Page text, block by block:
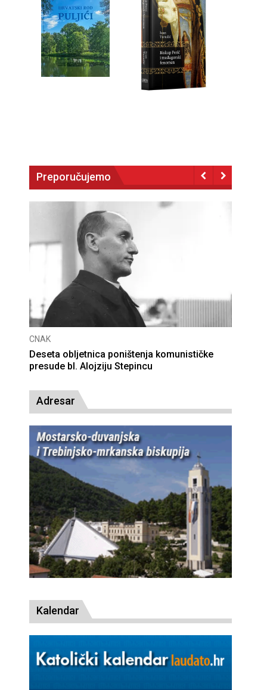
Preporučujemo
CNAK
Deseta obljetnica poništenja komunističke
presude bl. Alojziju Stepincu
Adresar
Kalendar